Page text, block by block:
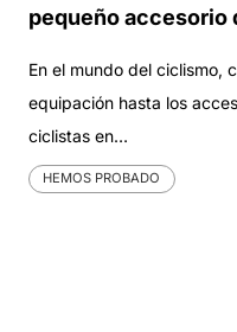
pequeño accesorio
En el mundo del ciclismo,
equipación hasta los
ciclistas en…
HEMOS PROBADO